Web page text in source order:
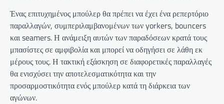
Ένας επιτυχημένος μπούλερ θα πρέπει να έχει ένα ρεπερτόριο
παραλλαγών, συμπεριλαμβανομένων των yorkers, bouncers
και seamers. Η ανάμειξη αυτών των παραδόσεων κρατά τους
μπασίστες σε αμφιβολία και μπορεί να οδηγήσει σε λάθη εκ
μέρους τους. Η τακτική εξάσκηση σε διαφορετικές παραλλαγές
θα ενισχύσει την αποτελεσματικότητα και την
προσαρμοστικότητα ενός μπούλερ κατά τη διάρκεια των
αγώνων.